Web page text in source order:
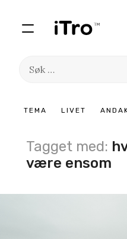
TEMA LIVET
Søk
Tagget med:
være ensom